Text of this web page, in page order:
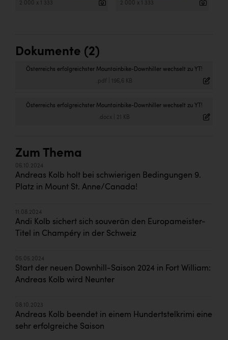
2 000 x 1 333 2 000 x 1 333
Dokumente (2)
Österreichs erfolgreichster Mountainbike-Downhiller wechselt zu YT!
.pdf 196,6 KB
Österreichs erfolgreichster Mountainbike-Downhiller wechselt zu YT!
.docx 21 KB
Zum Thema
06.10.2024
Andreas Kolb holt bei schwierigen Bedingungen 9.
Platz in Mount St. Anne/Canada!
11.08.2024
Andi Kolb sichert sich souverän den Europameister-
Titel in Champéry in der Schweiz
05.05.2024
Start der neuen Downhill-Saison 2024 in Fort William:
Andreas Kolb wird Neunter
08.10.2023
Andreas Kolb beendet in einem Hundertstelkrimi eine
sehr erfolgreiche Saison